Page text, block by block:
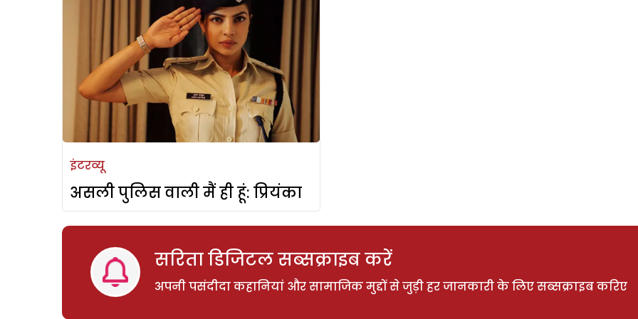
इंटरव्यू
असली पुलिस वाली मैं ही हूं: प्रियंका
सरिता डिजिटल सब्सक्राइब करें
अपनी पसंदीदा कहानियां और सामाजिक मुद्दों से जुड़ी हर जानकारी के लिए सब्सक्राइब करिए